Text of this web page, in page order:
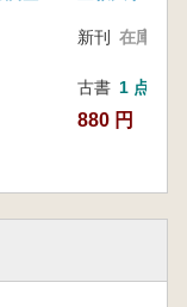
新刊 在庫なし
古書 1 点
880 円